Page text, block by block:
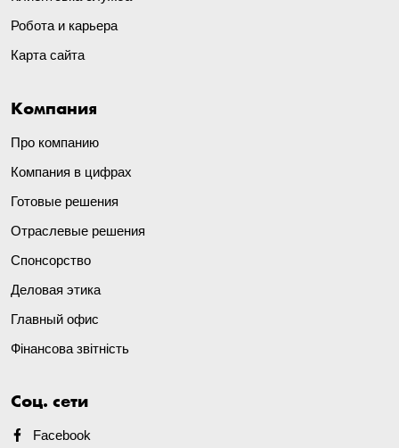
Робота и карьера
Карта сайта
Компания
Про компанию
Компания в цифрах
Готовые решения
Отраслевые решения
Спонсорство
Деловая этика
Главный офис
Фінансова звітність
Соц. сети
Facebook